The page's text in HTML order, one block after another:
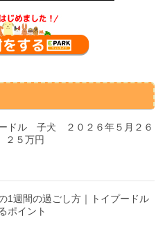
ドル 子犬 ２０２６年５月２６
５万円
1週間の過ごし方｜トイプードル
ポイント